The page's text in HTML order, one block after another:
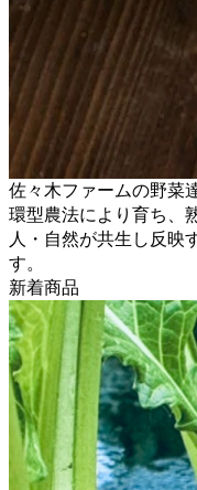
佐々木ファームの野菜
環型農法により育ち、
人・自然が共生し反映
す。
新着商品